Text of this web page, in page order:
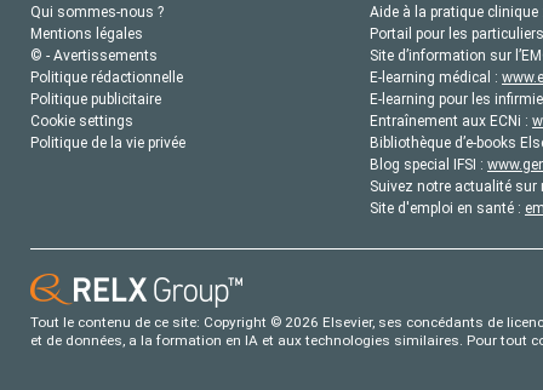
Qui sommes-nous ?
Mentions légales
© - Avertissements
Politique rédactionnelle
Politique publicitaire
Cookie settings
Politique de la vie privée
Aide à la pratique
Portail pour les
Site d’information sur
E-learning médical :
E-learning pour les
Entraînement aux ECNi :
Bibliothèque d’e-books
Blog special IFSI :
Suivez notre actualité sur
Site d'emploi en santé :
Tout le contenu de ce site: Copyright © 2026 Elsevier, ses concédants de
et de données, a la formation en IA et aux technologies similaires. Pour tout